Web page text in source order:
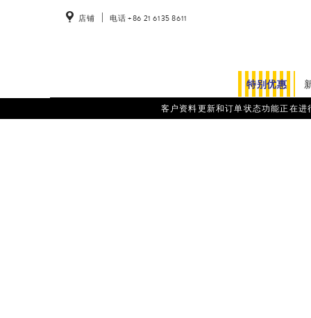
店铺 电话 +86 21 6135 8611
特别优惠
客户资料更新和订单状态功能正在